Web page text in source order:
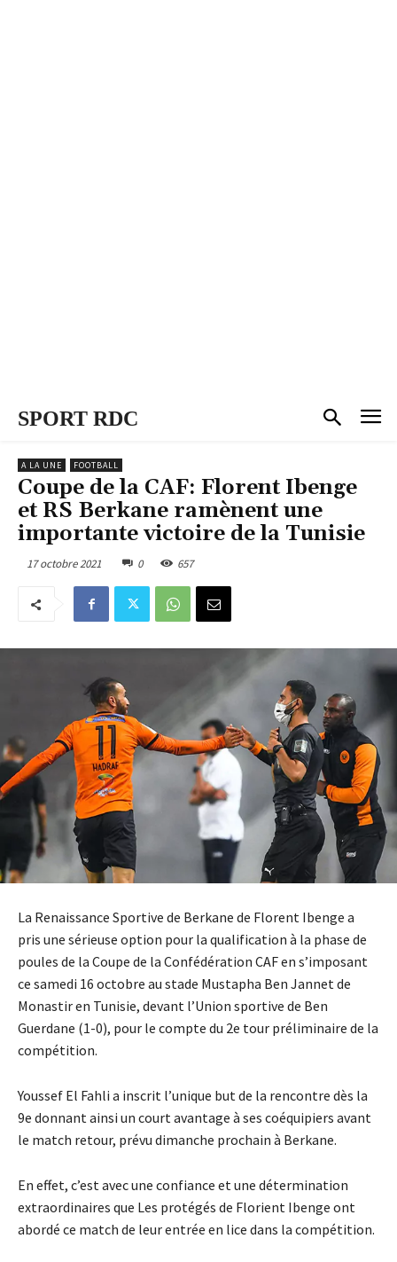
SPORT RDC
A LA UNE FOOTBALL
Coupe de la CAF: Florent Ibenge
et RS Berkane ramènent une
importante victoire de la Tunisie
17 octobre 2021 0 657
La Renaissance Sportive de Berkane de Florent Ibenge a
pris une sérieuse option pour la qualification à la phase de
poules de la Coupe de la Confédération CAF en s’imposant
ce samedi 16 octobre au stade Mustapha Ben Jannet de
Monastir en Tunisie, devant l’Union sportive de Ben
Guerdane (1-0), pour le compte du 2e tour préliminaire de la
compétition.
Youssef El Fahli a inscrit l’unique but de la rencontre dès la
9e donnant ainsi un court avantage à ses coéquipiers avant
le match retour, prévu dimanche prochain à Berkane.
En effet, c’est avec une confiance et une détermination
extraordinaires que Les protégés de Florient Ibenge ont
abordé ce match de leur entrée en lice dans la compétition.